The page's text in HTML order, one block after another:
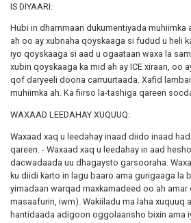
IS DIYAARI:
Hubi in dhammaan dukumentiyada muhiimka
ah oo ay xubnaha qoyskaaga si fudud u heli
iyo qoyskaaga si aad u ogaataan waxa la
xubin qoyskaaga ka mid ah ay ICE xiraan, oo
qof daryeeli doona carruurtaada. Xafid
muhiimka ah. Ka fiirso la-tashiga qareen
WAXAAD LEEDAHAY XUQUUQ:
Waxaad xaq u leedahay inaad diido inaad
qareen. - Waxaad xaq u leedahay in aad
dacwadaada uu dhagaysto garsooraha.
ku diidi karto in lagu baaro ama gurigaaga la
yimadaan warqad maxkamadeed oo ah amar
masaafurin, iwm). Wakiiladu ma laha xuquuq
hantidaada adigoon oggolaansho bixin ama